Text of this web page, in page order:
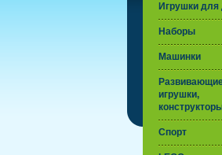
Игрушки для
Наборы
Машинки
игрушки,
Спорт